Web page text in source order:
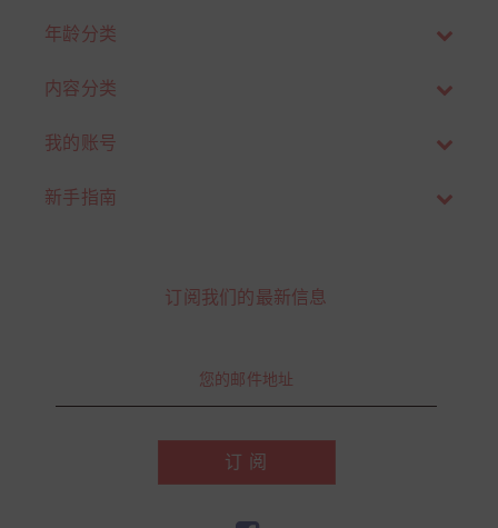
年龄分类
内容分类
我的账号
新手指南
订阅我们的最新信息
订 阅